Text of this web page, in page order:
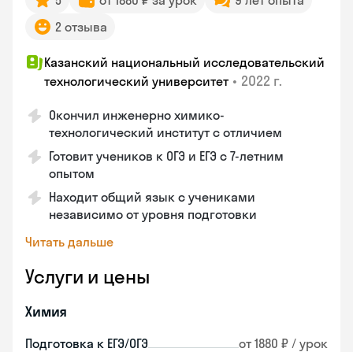
2 отзыва
Казанский национальный исследовательский
технологический университет • 2022 г.
Окончил инженерно химико-
технологический институт с отличием
Готовит учеников к ОГЭ и ЕГЭ с 7-летним
опытом
Находит общий язык с учениками
независимо от уровня подготовки
Читать дальше
Услуги и цены
Химия
Подготовка к ЕГЭ/ОГЭ от 1880 ₽ / урок